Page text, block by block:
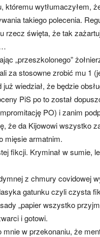
któremu wytłumaczyłem,
takiego polecenia.
rzecz święta, że tak
„przeszkolonego”
za stosowne zrobić mu 1
wiedział, że będzie
PiS po to został
PO) i zanim
że da Kijowowi wszystko
mięsie armatnim.
fikcji. Kryminał w sumie,
z chmury covidowej
gatunku czyli czysta
„papier wszystko
i gotowi.
mnie w przekonaniu, że